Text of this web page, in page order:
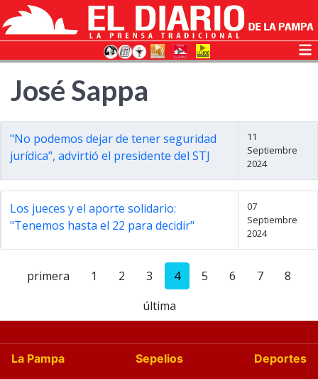
José Sappa
"No podemos dejar de tener seguridad
jurídica", advirtió el presidente del STJ
11
Septiembre
2024
Los jueces y el aporte solidario:
"Tenemos hasta el 22 para decidir"
07
Septiembre
2024
primera 1 2 3 4 5 6 7
8
última
La Pampa Sepelios
Deportes